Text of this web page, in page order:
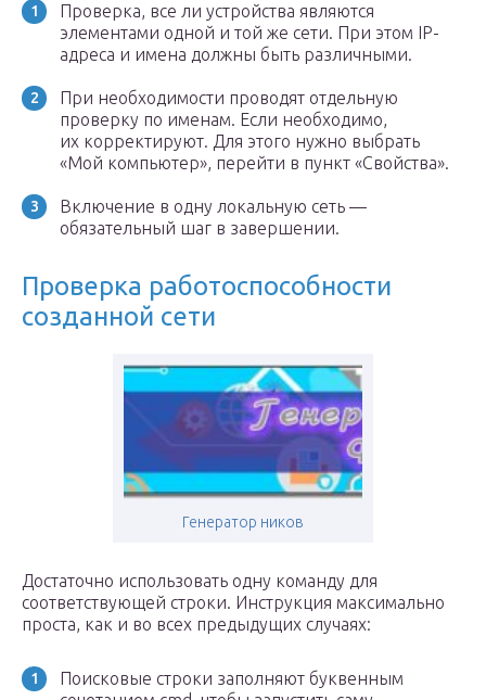
Проверка, все ли устройства являются
элементами одной и той же сети. При этом IP-
адреса и имена должны быть различными.
При необходимости проводят отдельную
проверку по именам. Если необходимо,
их корректируют. Для этого нужно выбрать
«Мой компьютер», перейти в пункт «Свойства».
Включение в одну локальную сеть —
обязательный шаг в завершении.
Проверка работоспособности
созданной сети
Генератор ников
Достаточно использовать одну команду для
соответствующей строки. Инструкция максимально
проста, как и во всех предыдущих случаях:
Поисковые строки заполняют буквенным